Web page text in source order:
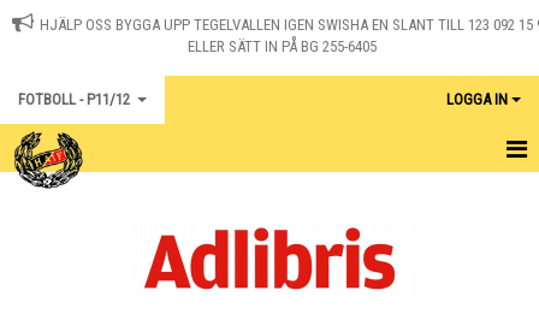
HJÄLP OSS BYGGA UPP TEGELVALLEN IGEN SWISHA EN SLANT TILL 123 092 15
ELLER SÄTT IN PÅ BG 255-6405
FOTBOLL - P11/12 LOGGA IN